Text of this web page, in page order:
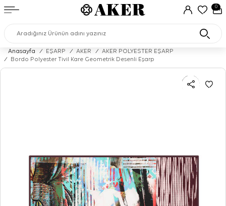
0
Anasayfa / EŞARP / AKER /
AKER POLYESTER EŞARP
/
Bordo Polyester Tivil Kare Geometrik Desenli Eşarp